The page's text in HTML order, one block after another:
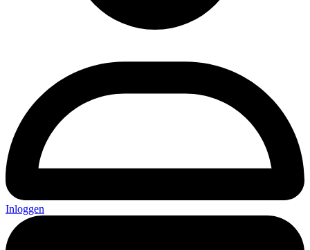
Inloggen